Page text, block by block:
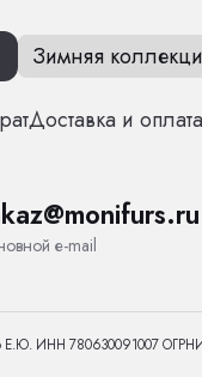
Зимняя
Доставка и оплата
е-mail
ИНН 780630091007